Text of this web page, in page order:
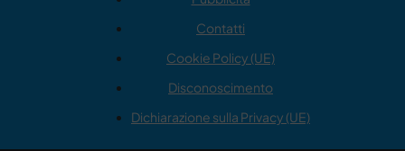
Contatti
Cookie Policy (UE)
Disconoscimento
Dichiarazione sulla Privacy (UE)